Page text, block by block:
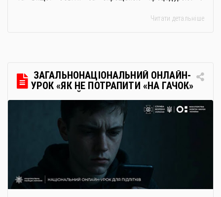
дистанційне навчання, що дає можливість здобувати
передбачає: Скористатися цією процедурою […]
Читати детальніше
ЗАГАЛЬНОНАЦІОНАЛЬНИЙ ОНЛАЙН-
УРОК «ЯК НЕ ПОТРАПИТИ «НА ГАЧОК»
РОСІЙСЬКИХ СПЕЦСЛУЖБ